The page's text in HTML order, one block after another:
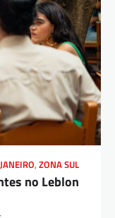
, ZONA SUL
no Leblon